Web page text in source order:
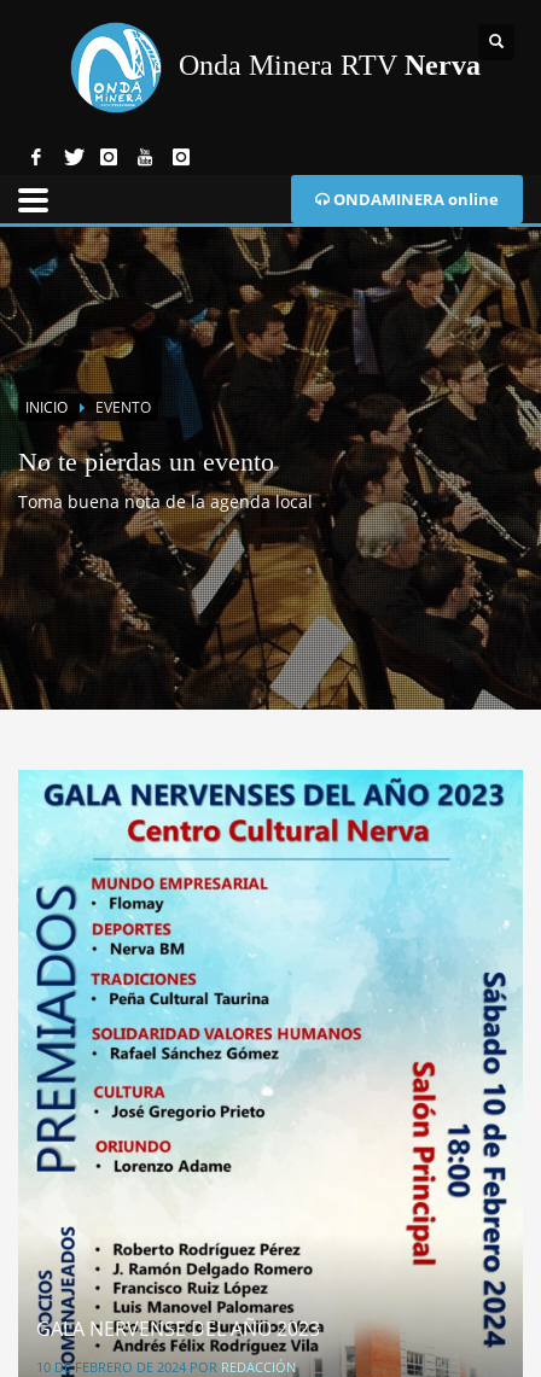
Onda Minera RTV Nerva
ONDAMINERA online
INICIO EVENTO
No te pierdas un evento
Toma buena nota de la agenda local
GALA NERVENSE DEL AÑO 2023
10 DE FEBRERO DE 2024 POR REDACCIÓN